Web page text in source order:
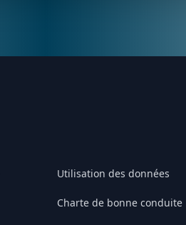
Utilisation des données
Charte de bonne conduite